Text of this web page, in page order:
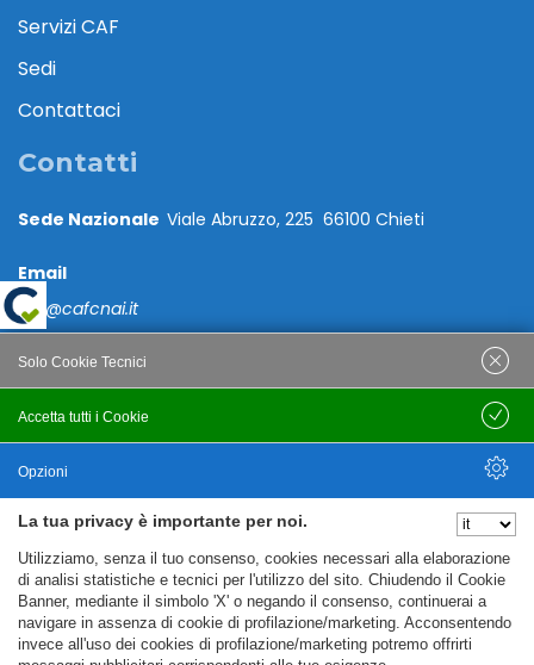
Servizi CAF
Sedi
Contattaci
Contatti
Sede Nazionale Viale Abruzzo, 225 66100 Chieti
Email
caf@cafcnai.it
Posta Certificata
PRIVACY
Note Legali
Policy
Cookie Policy
La tua privacy è importante per noi.
Utilizziamo, senza il tuo consenso, cookies necessari alla elaborazione
di analisi statistiche e tecnici per l'utilizzo del sito. Chiudendo il Cookie
Banner, mediante il simbolo 'X' o negando il consenso, continuerai a
navigare in assenza di cookie di profilazione/marketing. Acconsentendo
invece all'uso dei cookies di profilazione/marketing potremo offrirti
Accetta tutti i Cookie
Solo Cookie Tecnici
Salva
Opzioni
Nascondi Opzioni